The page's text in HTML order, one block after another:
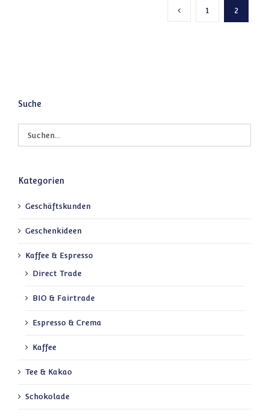
Vorherige Seite
1 2
Suche
Kategorien
Geschäftskunden
Geschenkideen
Kaffee & Espresso
Direct Trade
BIO & Fairtrade
Espresso & Crema
Kaffee
Tee & Kakao
Schokolade